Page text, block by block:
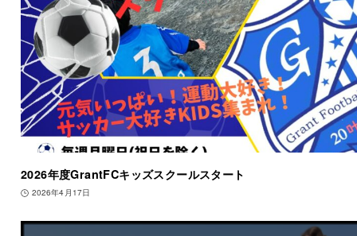
2026年度GrantFCキッズスクールスタート
2026年4月17日